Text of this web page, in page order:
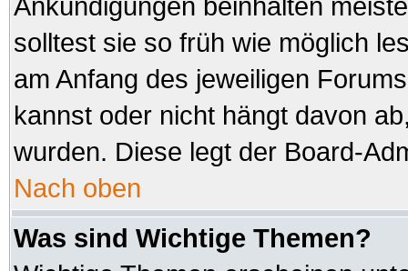
solltest sie so früh wie möglich
am Anfang des jeweiligen
kannst oder nicht hängt davon
wurden. Diese legt der Board-
Nach oben
Was sind Wichtige Themen?